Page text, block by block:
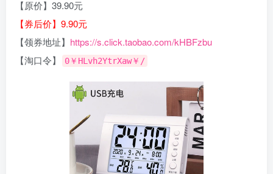
【原价】39.90元
【券后价】9.90元
【领券地址】 https://s.click.taobao.com/kHBFzbu
【淘口令】
0￥HLvh2YtrXaw￥/